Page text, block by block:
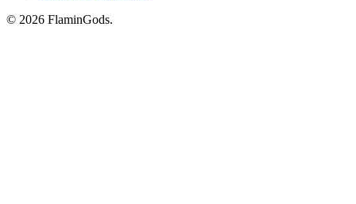
© 2026 FlaminGods.